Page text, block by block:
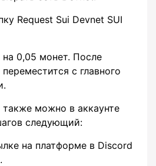
Request Sui Devnet SUI
на 0,05 монет. После
с главного
также можно в аккаунте
следующий:
на платформе в Discord